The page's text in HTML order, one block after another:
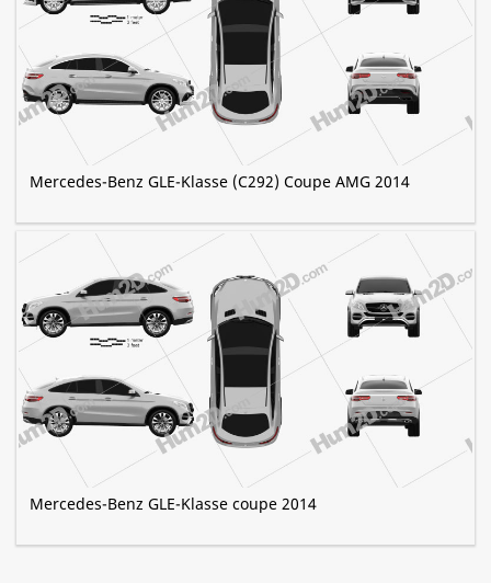
Mercedes-Benz GLE-Klasse (C292) Coupe AMG 2014
Mercedes-Benz GLE-Klasse coupe 2014